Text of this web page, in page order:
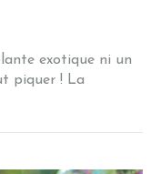
exotique ni un
piquer ! La
jaunâtre qui